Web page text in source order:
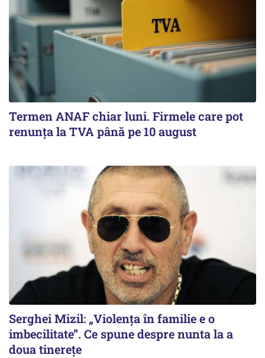
Termen ANAF chiar luni. Firmele care pot
renunța la TVA până pe 10 august
Serghei Mizil: „Violența în familie e o
imbecilitate”. Ce spune despre nunta la a
doua tinerețe